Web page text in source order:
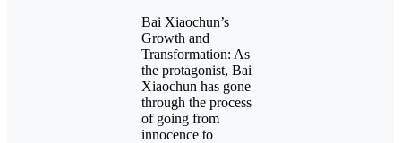
Bai Xiaochun’s
Growth and
Transformation: As
the protagonist, Bai
Xiaochun has gone
through the process
of going from
innocence to